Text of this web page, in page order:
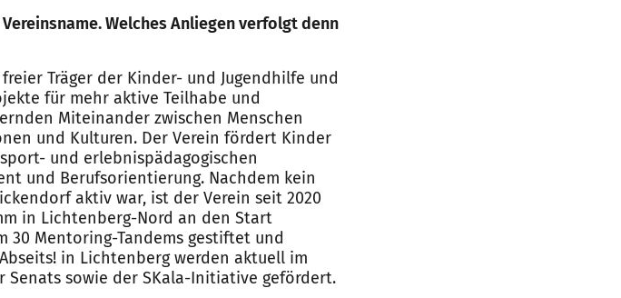
Welches Anliegen verfolgt denn
freier Träger der Kinder- und Jugendhilfe und
für mehr aktive Teilhabe und
Miteinander zwischen Menschen
und Kulturen. Der Verein fördert Kinder
und erlebnispädagogischen
und Berufsorientierung. Nachdem kein
aktiv war, ist der Verein seit 2020
in Lichtenberg-Nord an den Start
30 Mentoring-Tandems gestiftet und
in Lichtenberg werden aktuell im
sowie der SKala-Initiative gefördert.